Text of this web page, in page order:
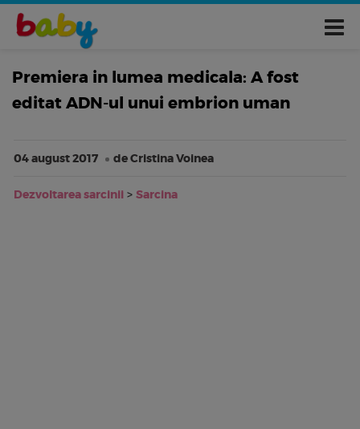
Premiera in lumea medicala: A fost
editat ADN-ul unui embrion uman
04 august 2017 de Cristina Voinea
Dezvoltarea sarcinii > Sarcina